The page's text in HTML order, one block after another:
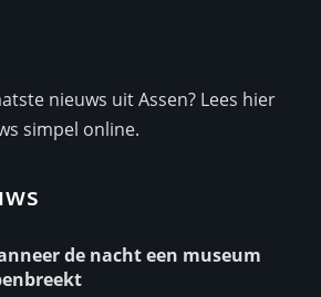
nieuws uit Assen? Lees hier
simpel online.
de nacht een museum